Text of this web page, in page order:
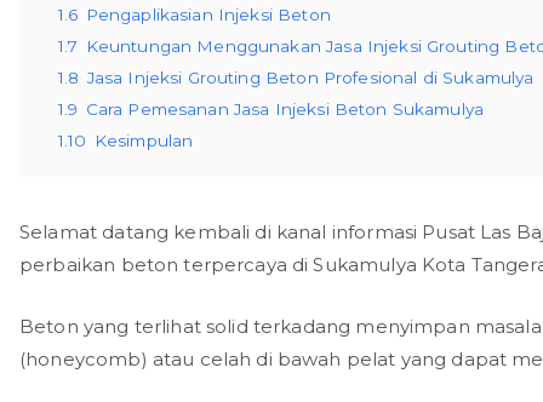
1.6 Pengaplikasian Injeksi Beton
1.7
Keuntungan Menggunakan Jasa Injeksi Grouting
1.8 Jasa Injeksi Grouting Beton Profesional di Sukamulya
1.9 Cara Pemesanan Jasa Injeksi Beton Sukamulya
1.10
Kesimpulan
Selamat datang kembali di kanal informasi Pusat Las
perbaikan beton terpercaya di Sukamulya Kota
Beton yang terlihat solid terkadang menyimpan
(honeycomb) atau celah di bawah pelat yang dapat